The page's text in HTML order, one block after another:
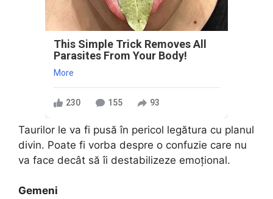
This Simple Trick Removes All
Parasites From Your Body!
More
230 155 93
Taurilor le va fi pusă în pericol legătura cu planul
divin. Poate fi vorba despre o confuzie care nu
va face decât să îi destabilizeze emoțional.
Gemeni